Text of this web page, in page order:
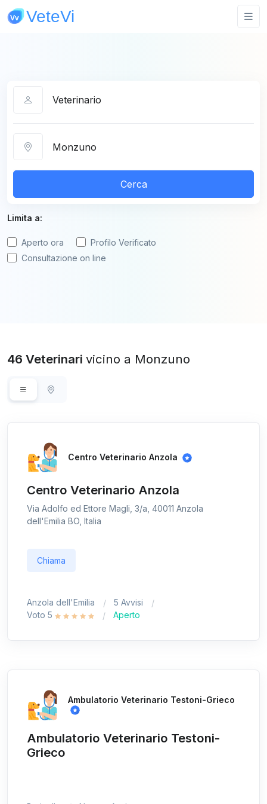
Cerca
Limita a:
Aperto ora
Profilo Verificato
Consultazione on line
46 Veterinari vicino a Monzuno
Centro Veterinario Anzola
Centro Veterinario Anzola
Via Adolfo ed Ettore Magli, 3/a, 40011 Anzola
dell'Emilia BO, Italia
Chiama
Anzola dell'Emilia
5 Avvisi
Voto 5
Aperto
Ambulatorio Veterinario Testoni-Grieco
Ambulatorio Veterinario Testoni-
Grieco